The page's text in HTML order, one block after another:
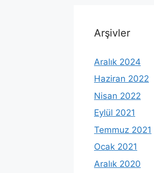
Arşivler
Aralık 2024
Haziran 2022
Nisan 2022
Eylül 2021
Temmuz 2021
Ocak 2021
Aralık 2020